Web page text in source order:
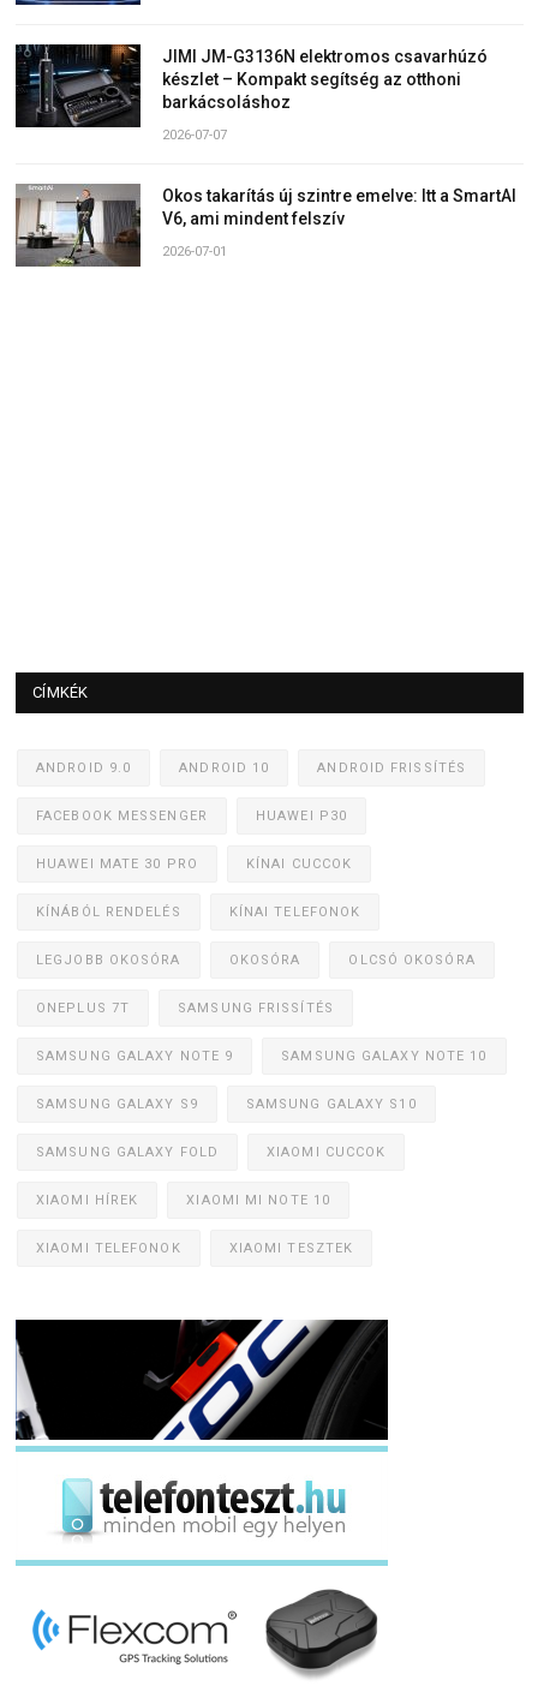
JIMI JM-G3136N elektromos csavarhúzó
készlet – Kompakt segítség az otthoni
barkácsoláshoz
2026-07-07
Okos takarítás új szintre emelve: Itt a SmartAI
V6, ami mindent felszív
2026-07-01
CÍMKÉK
ANDROID 9.0 ANDROID 10 ANDROID FRISSÍTÉS
FACEBOOK MESSENGER HUAWEI P30
HUAWEI MATE 30 PRO KÍNAI CUCCOK
KÍNÁBÓL RENDELÉS KÍNAI TELEFONOK
LEGJOBB OKOSÓRA OKOSÓRA OLCSÓ OKOSÓRA
ONEPLUS 7T SAMSUNG FRISSÍTÉS
SAMSUNG GALAXY NOTE 9 SAMSUNG GALAXY NOTE 10
SAMSUNG GALAXY S9 SAMSUNG GALAXY S10
SAMSUNG GALAXY FOLD XIAOMI CUCCOK
XIAOMI HÍREK XIAOMI MI NOTE 10
XIAOMI TELEFONOK XIAOMI TESZTEK